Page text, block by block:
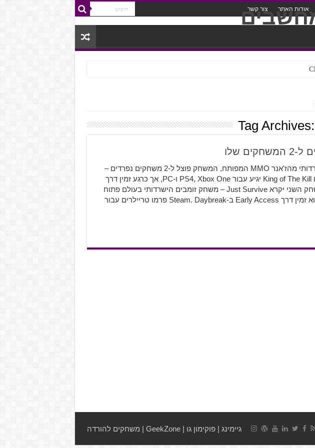
אודות האתר צור קשר
Tag Archives:
H1Z1 הוא משחק זומבים הישרדותי מהז'אנר MMO המפותח, המשחק פוצל ל-2 משחקים נפרדים –
משחק מרובה משתתפים בשם King of The Kill יגיע עבור PS4, Xbox One ו-PC, אך כרגע זמין דרך
Early Access ב-Steam. המשחק השני יקרא Just Survive – משחק זומבים הישרדותי בעולם פתוח
שיהיה זמין רק עבור PC, גם הוא זמין דרך Early Access ב-Steam. Daybreak פרמו טריילרים עבור
גיימינג |פוקימון גו |
GeekZone
| משחקים להורדה